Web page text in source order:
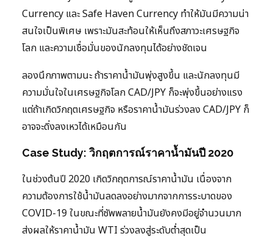
Currency และ Safe Haven Currency ทำให้มันมีความน่า
สนใจเป็นพิเศษ เพราะมันสะท้อนให้เห็นถึงสภาวะเศรษฐกิจ
โลก และความเชื่อมั่นของนักลงทุนได้อย่างชัดเจน
ลองนึกภาพตามนะ ถ้าราคาน้ำมันพุ่งสูงขึ้น และนักลงทุนมี
ความมั่นใจในเศรษฐกิจโลก CAD/JPY ก็จะพุ่งขึ้นอย่างแรง
แต่ถ้าเกิดวิกฤตเศรษฐกิจ หรือราคาน้ำมันร่วงลง CAD/JPY ก็
อาจจะดิ่งลงเหวได้เหมือนกัน
Case Study: วิกฤตการณ์ราคาน้ำมันปี 2020
ในช่วงต้นปี 2020 เกิดวิกฤตการณ์ราคาน้ำมัน เนื่องจาก
ความต้องการใช้น้ำมันลดลงอย่างมากจากการระบาดของ
COVID-19 ในขณะที่ซัพพลายน้ำมันยังคงมีอยู่จำนวนมาก
ส่งผลให้ราคาน้ำมัน WTI ร่วงลงสู่ระดับต่ำสุดเป็น